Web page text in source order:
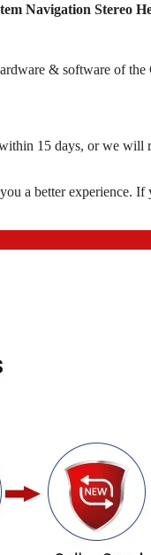
Navigation Stereo
& software of
15 days, or we will
a better experience.